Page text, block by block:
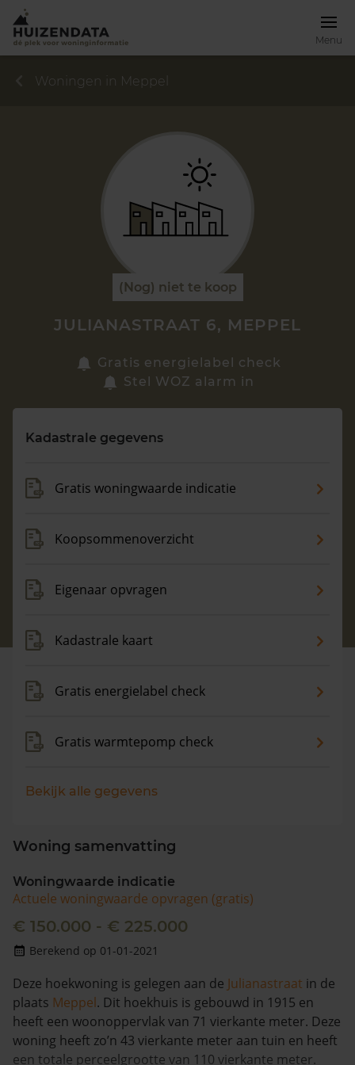
Menu
Zoek een woning
Maandag t/m vrijdag - 08:00 -18:00
Woningen in Meppel
(Nog) niet te koop
JULIANASTRAAT 6, MEPPEL
Gratis energielabel check
Stel WOZ alarm in
Kadastrale gegevens
Gratis woningwaarde indicatie
Koopsommenoverzicht
Eigenaar opvragen
Kadastrale kaart
Gratis energielabel check
Gratis warmtepomp check
Bekijk alle gegevens
Woning samenvatting
Woningwaarde indicatie
Actuele woningwaarde opvragen (gratis)
€ 150.000 - € 225.000
Berekend op 01-01-2021
Deze hoekwoning is gelegen aan de Julianastraat in de
plaats Meppel. Dit hoekhuis is gebouwd in 1915 en
heeft een woonoppervlak van 71 vierkante meter. Deze
woning heeft zo’n 43 vierkante meter aan tuin en heeft
een totale perceelgrootte van 110 vierkante meter.